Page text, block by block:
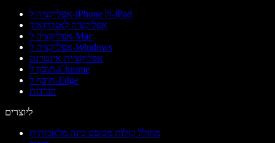
אפליקציה ל-iPhone ול-iPad
אפליקציה לאנדרואיד
אפליקציה ל-Mac
אפליקציה ל-Windows
אפליקציית אינטרנט
תוסף ל-Chrome
תוסף ל-Edge
הורדות
ליוצרים
מחולל קולות מבוסס בינה מלאכותית